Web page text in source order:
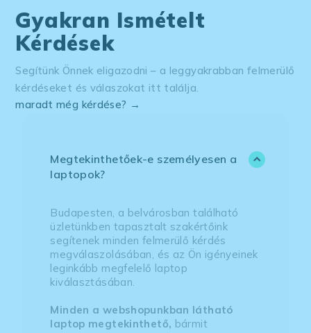
Gyakran Ismételt
Kérdések
Segítünk Önnek eligazodni – a leggyakrabban felmerülő
kérdéseket és válaszokat itt találja.
maradt még kérdése? →
Megtekinthetőek-e személyesen a
laptopok?
Budapesten, a belvárosban található
üzletünkben tapasztalt szakértőink
segítenek minden felmerülő kérdés
megválaszolásában, és az Ön igényeinek
leginkább megfelelő laptop
kiválasztásában.
Minden a webshopunkban látható
laptop megtekinthető, bármit